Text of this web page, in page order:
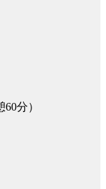
分）